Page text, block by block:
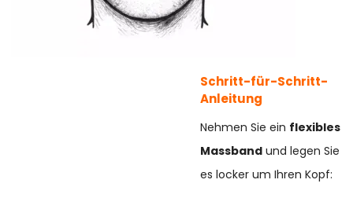
Schritt-für-Schritt-
Anleitung
Nehmen Sie ein flexibles
Massband und legen Sie
es locker um Ihren Kopf: